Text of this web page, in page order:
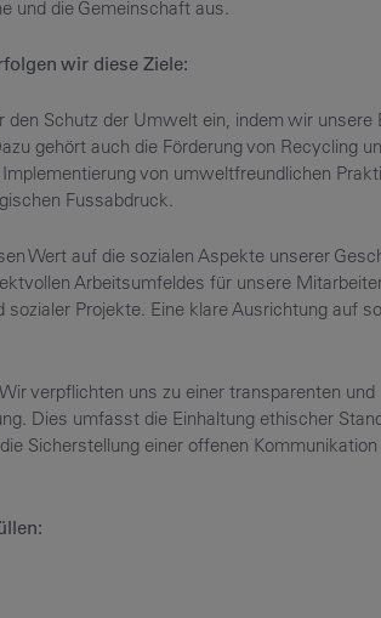
und die Gemeinschaft aus.
wir diese Ziele:
Schutz der Umwelt ein, indem wir unsere
gehört auch die Förderung von Recycling
von umweltfreundlichen
Fussabdruck.
Wert auf die sozialen Aspekte unserer
Arbeitsumfeldes für unsere
Projekte. Eine klare Ausrichtung auf
Wir verpflichten uns zu einer transparenten und
Dies umfasst die Einhaltung ethischer
Sicherstellung einer offenen